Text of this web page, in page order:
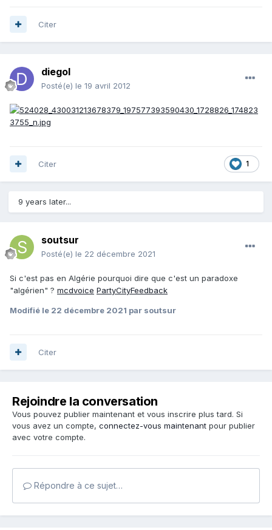
Citer
diegol
Posté(e) le 19 avril 2012
1
Citer
9 years later...
soutsur
Posté(e) le 22 décembre 2021
Si c'est pas en Algérie pourquoi dire que c'est un paradoxe
"algérien" ? mcdvoice PartyCityFeedback
Modifié le 22 décembre 2021 par soutsur
Citer
Rejoindre la conversation
Vous pouvez publier maintenant et vous inscrire plus tard. Si
vous avez un compte, connectez-vous maintenant pour publier
avec votre compte.
Répondre à ce sujet…